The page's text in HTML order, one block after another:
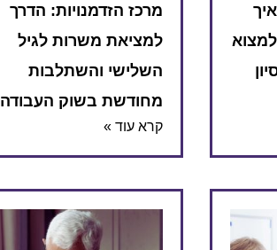
מרכז הזדמנויות: הדרך
למציאת משרות לגיל
השלישי והשתלבות
מחודשת בשוק העבודה
קרא עוד »